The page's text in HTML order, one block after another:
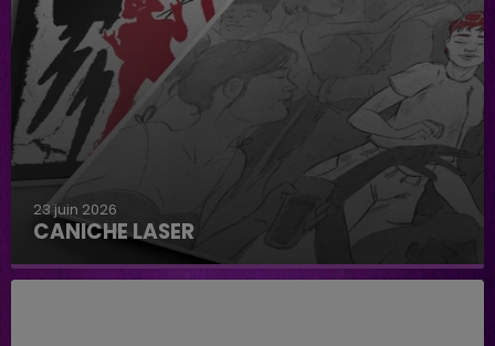
23 juin 2026
CANICHE LASER
Caniche Laser